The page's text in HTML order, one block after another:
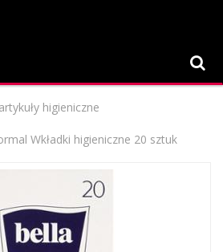
artykuły higieniczne
Wkładki higieniczne 20 sztuk